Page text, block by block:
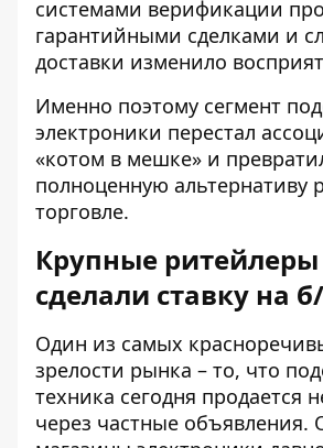
системами верификации
гарантийными сделками и
доставки изменило
Именно поэтому сегмент
электроники перестал
«котом в мешке» и
полноценную альтернативу
торговле.
Крупные
сделали ставку на
Один из самых
зрелости рынка – то, что
техника сегодня продается
через частные